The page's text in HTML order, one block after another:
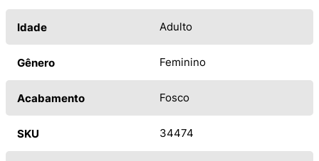
Idade Adulto
Gênero Feminino
Acabamento Fosco
SKU 34474